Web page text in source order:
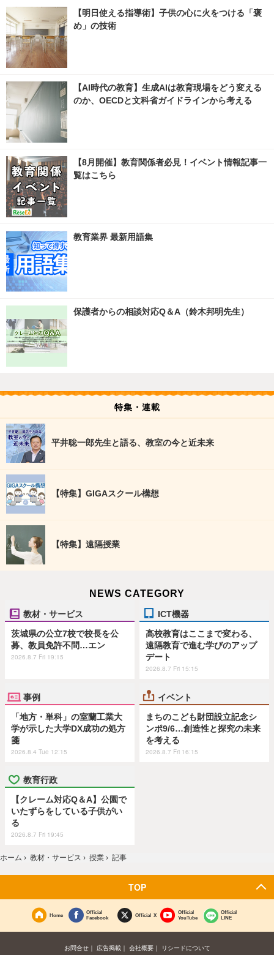
【明日使える指導術】子供の心に火をつける「褒
め」の技術
【AI時代の教育】生成AIは教育現場をどう変える
のか、OECDと文科省ガイドラインから考える
【8月開催】教育関係者必見！イベント情報記事一
覧はこちら
教育業界 最新用語集
保護者からの相談対応Q＆A（鈴木邦明先生）
特集・連載
平井聡一郎先生と語る、教室の今と近未来
【特集】GIGAスクール構想
【特集】遠隔授業
NEWS CATEGORY
教材・サービス
茨城県の公立7校で校長を公
募、教員免許不問…エン
2026.8.7 Fri 19:15
ICT機器
高校教育はここまで変わる、
遠隔教育で進む学びのアップ
デート
2026.8.7 Fri 15:15
事例
「地方・単科」の室蘭工業大
学が示した大学DX成功の処方
箋
2026.8.4 Tue 12:15
イベント
まちのこども財団設立記念シ
ンポ9/6…創造性と探究の未来
を考える
2026.8.7 Fri 16:15
教育行政
【クレーム対応Q＆A】公園で
いたずらをしている子供がい
る
2026.8.7 Fri 19:45
ホーム › 教材・サービス › 授業 › 記事
TOP
Home
Official
Facebook
Official X
Official
YouTube
Official
LINE
お問合せ 広告掲載 会社概要 リシードについて